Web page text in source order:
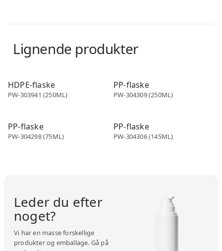
Lignende produkter
HDPE-flaske
PW-303941 (250ML)
PP-flaske
PW-304309 (250ML)
PP-flaske
PW-304298 (75ML)
PP-flaske
PW-304306 (145ML)
Leder du efter
noget?
Vi har en masse forskellige
produkter og emballage. Gå på